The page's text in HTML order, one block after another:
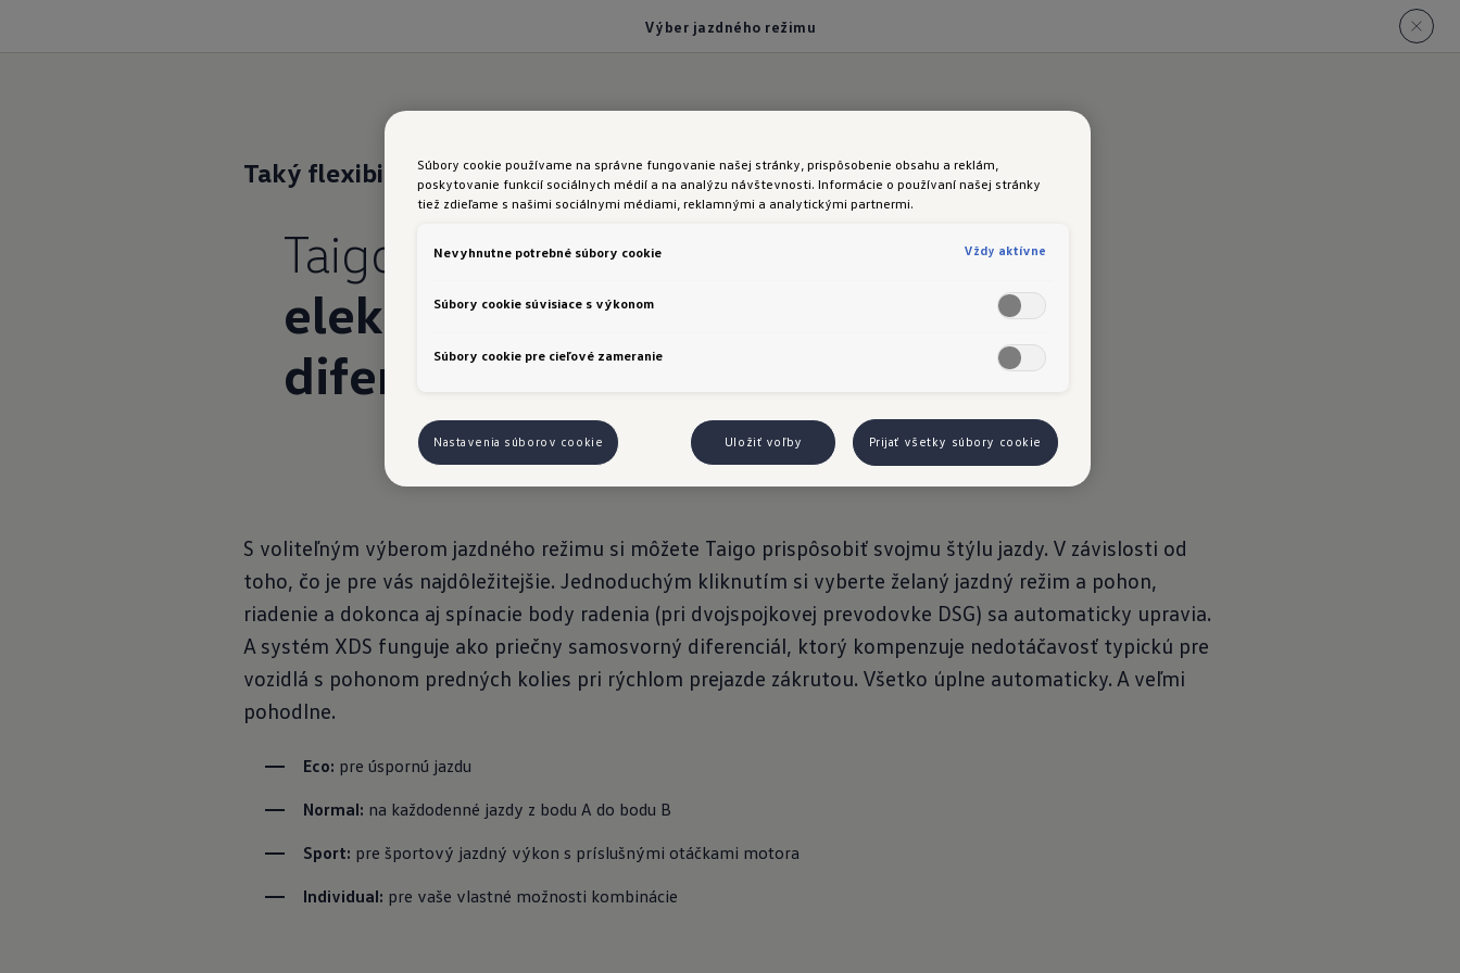
Výber jazdného režimu
Taký flexibilnýako váš štýl jazdy
Taigo:
Výber jazdného režimu a
elektronická uzávierka
diferenciálu XDS
S voliteľným výberom jazdného režimu si môžete Taigo prispôsobiť svojmu štýlu jazdy. V závislosti od
toho, čo je pre vás najdôležitejšie. Jednoduchým kliknutím si vyberte želaný jazdný režim a pohon,
riadenie a dokonca aj spínacie body radenia (pri dvojspojkovej prevodovke DSG) sa automaticky upravia.
A systém XDS funguje ako priečny samosvorný diferenciál, ktorý kompenzuje nedotáčavosť typickú pre
vozidlá s pohonom predných kolies pri rýchlom prejazde zákrutou. Všetko úplne automaticky. A veľmi
pohodlne.
Eco: pre úspornú jazdu
Normal: na každodenné jazdy z bodu A do bodu B
Sport: pre športový jazdný výkon s príslušnými otáčkami motora
Individual: pre vaše vlastné možnosti kombinácie
Súbory cookie používame na správne fungovanie našej stránky, prispôsobenie obsahu a reklám,
poskytovanie funkcií sociálnych médií a na analýzu návštevnosti. Informácie o používaní našej stránky
tiež zdieľame s našimi sociálnymi médiami, reklamnými a analytickými partnermi.
Nevyhnutne potrebné súbory cookie Vždy aktívne
Súbory cookie súvisiace s výkonom
Súbory cookie pre cieľové zameranie
Nastavenia súborov cookie Uložiť voľby Prijať všetky súbory cookie